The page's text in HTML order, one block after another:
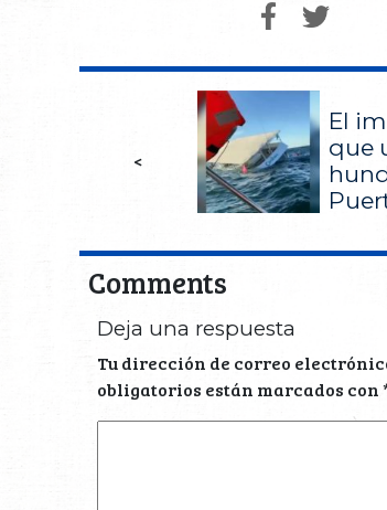
<
El
que
Comments
Deja una respuesta
Tu dirección de correo
obligatorios están marcados con